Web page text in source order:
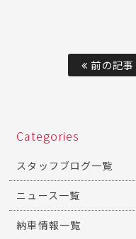
前の記事
Categories
スタッフブログ一覧
ニュース一覧
納車情報一覧